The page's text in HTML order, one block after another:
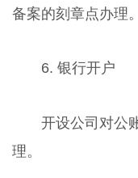
备案的刻章点办理。
6. 银行开户
开设公司对公
理。